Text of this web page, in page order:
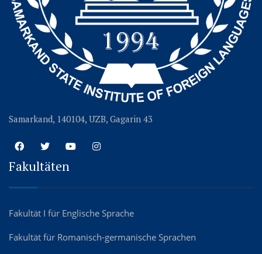
Samarkand, 140104, UZB, Gagarin 43
Fakultäten
Fakultät I für Englische Sprache
Fakultät für Romanisch-germanische Sprachen